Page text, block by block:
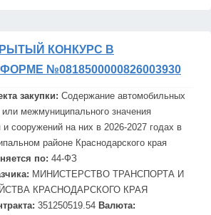
КОНКУРС В
№0818500000826003930
закупки: Содержание автомобильных
или межмуниципального значения
и сооружений на них в 2026-2027 годах в
районе Краснодарского края
по: 44-ФЗ
МИНИСТЕРСТВО ТРАНСПОРТА И
КРАСНОДАРСКОГО КРАЯ
351250519.54 Валюта: